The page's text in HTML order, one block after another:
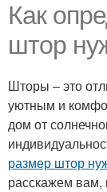
Как
штор
Шторы – это
уютным и
дом от
размер штор
расскажем вам,